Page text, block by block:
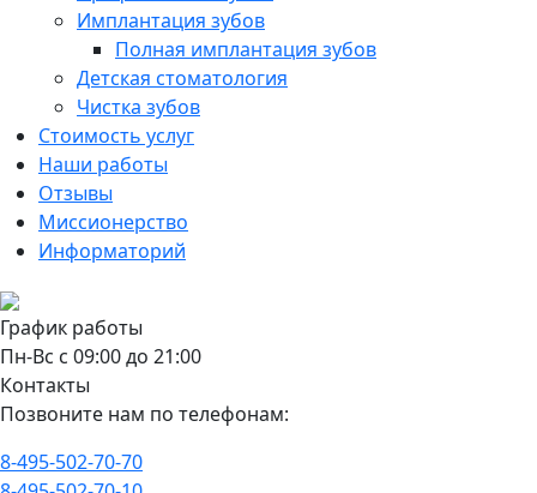
Имплантация зубов
Полная имплантация зубов
Детская стоматология
Чистка зубов
Стоимость услуг
Наши работы
Отзывы
Миссионерство
Информаторий
График работы
Пн-Вс с 09:00 до 21:00
Контакты
Позвоните нам по телефонам:
8-495-502-70-70